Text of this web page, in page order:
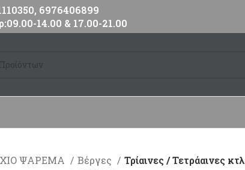
6976406899
14.00 & 17.00-21.00
ΨΑΡΕΜΑ Βέργες
Τρίαινες / Τετράαινες κτλ